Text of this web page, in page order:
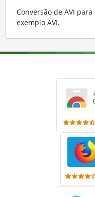
Conversão de AVI
exemplo AVI.